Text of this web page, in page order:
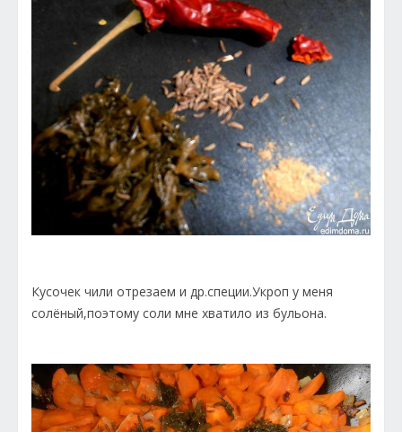
Кусочек чили отрезаем и др.специи.Укроп у меня
солёный,поэтому соли мне хватило из бульона.